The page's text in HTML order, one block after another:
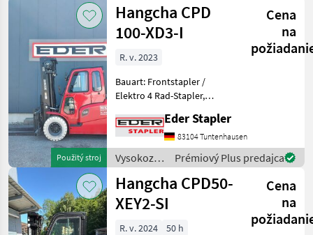
hinten: Superel
skladová
technika /
Hangcha
forklifts
Použitý stroj
Hangcha CPD
100-XD3-I
Cena
na
R. v. 2023
Bauart: Frontstapler /
Elektro 4 Rad-Stapler,
5000mm, Bauhöhe:
3055mm, Freihub: 1505mm,
Gabellänge: 2400mm,
Bereifung vorne:
Superelastik
Eder Stapler
83104 Tuntenhausen
Vysokozdvižné
vozíky a
skladová
technika /
Hangcha
forklifts
Prémiový Plus predajca
Hangcha CPD50-
XEY2-SI
Cena
na
R. v. 2024
50 h